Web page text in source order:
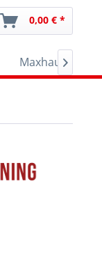
0,00 € *
Maxhaust
